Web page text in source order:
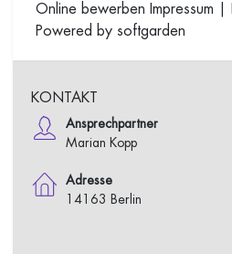
Online bewerben Impressum
Powered by softgarden
KONTAKT
Ansprechpartner
Marian Kopp
Adresse
14163 Berlin